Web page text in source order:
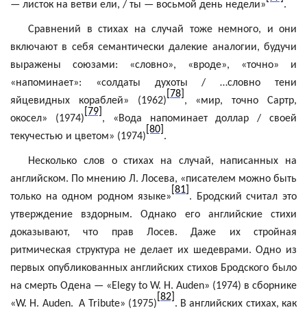
— листок на ветви ели, / ты — восьмой день недели» .
Сравнений в стихах на случай тоже немного, и они
включают в себя семантически далекие аналогии, будучи
выражены союзами: «словно», «вроде», «точно» и
«напоминает»: «солдаты духоты / …словно тени
яйцевидных кораблей» (1962)
[78]
, «мир, точно Сартр,
окосел» (1974)
[79]
, «Вода напоминает доллар / своей
текучестью и цветом» (1974)
[80]
.
Несколько слов о стихах на случай, написанных на
английском. По мнению Л. Лосева, «писателем можно быть
только на одном родном языке»
[81]
. Бродский считал это
утверждение вздорным. Однако его английские стихи
доказывают, что прав Лосев. Даже их стройная
ритмическая структура не делает их шедеврами. Одно из
первых опубликованных английских стихов Бродского было
на смерть Одена — «Elegy to W. H. Auden» (1974) в сборнике
«W. H. Auden. A Tribute» (1975)
[82]
. В английских стихах, как